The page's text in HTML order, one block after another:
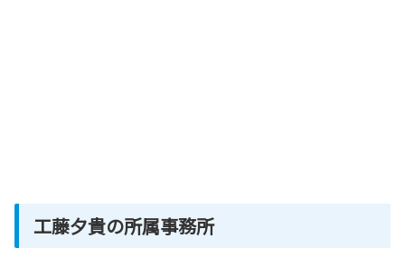
工藤夕貴の所属事務所